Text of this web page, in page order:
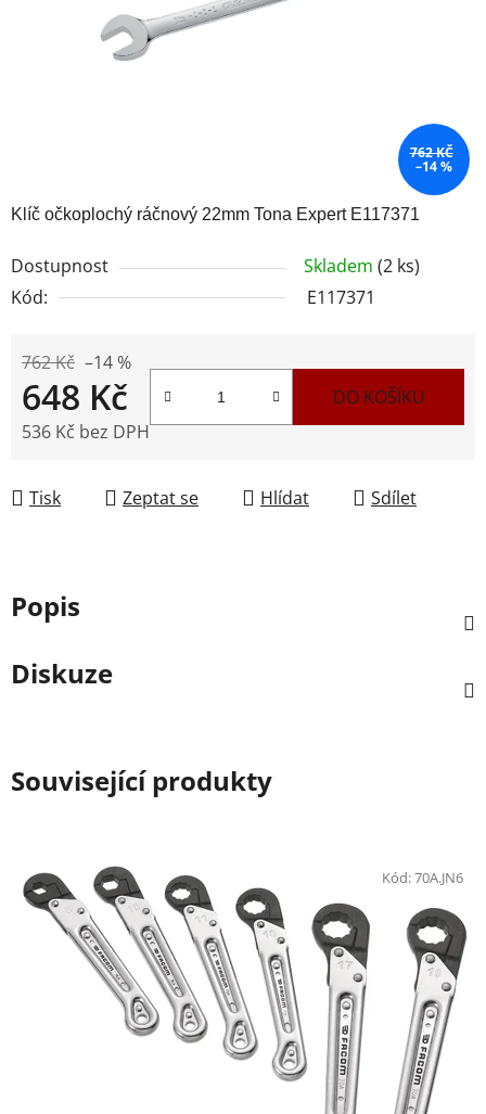
Klíč očkoplochý ráčnový 22mm Tona Expert E117371
Dostupnost Skladem (2 ks)
Kód:
E117371
762 Kč –14 %
648 Kč
536 Kč bez DPH
DO KOŠÍKU
Tisk Zeptat se Hlídat Sdílet
762 KČ
–14 %
Popis
Diskuze
Související produkty
Kód:70A.JN6